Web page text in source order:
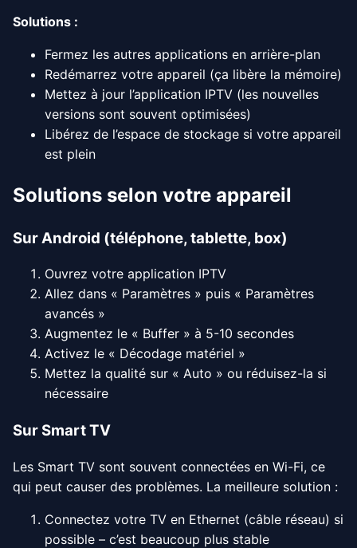
Solutions :
Fermez les autres applications en arrière-plan
Redémarrez votre appareil (ça libère la mémoire)
Mettez à jour l’application IPTV (les nouvelles
versions sont souvent optimisées)
Libérez de l’espace de stockage si votre appareil
est plein
Solutions selon votre appareil
Sur Android (téléphone, tablette, box)
Ouvrez votre application IPTV
Allez dans « Paramètres » puis « Paramètres
avancés »
Augmentez le « Buffer » à 5-10 secondes
Activez le « Décodage matériel »
Mettez la qualité sur « Auto » ou réduisez-la si
nécessaire
Sur Smart TV
Les Smart TV sont souvent connectées en Wi-Fi, ce
qui peut causer des problèmes. La meilleure solution :
Connectez votre TV en Ethernet (câble réseau) si
possible – c’est beaucoup plus stable